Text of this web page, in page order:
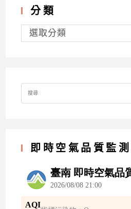
分類
分
類選取分類
Search
for:
即時空氣品質監測